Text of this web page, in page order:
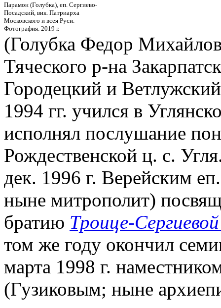
Парамон (Голубка), еп. Сергиево-
Посадский, вик. Патриарха
Московского и всея Руси.
Фотография. 2019 г.
(Голубка Федор
Тяческого р-на
Городецкий и
1994 гг. учился в
исполнял послушание
Рождественской ц. с.
дек. 1996 г. Верейским
ныне митрополит)
братию Троице-
том же году окончил
марта 1998 г.
(Гузиковым; ныне